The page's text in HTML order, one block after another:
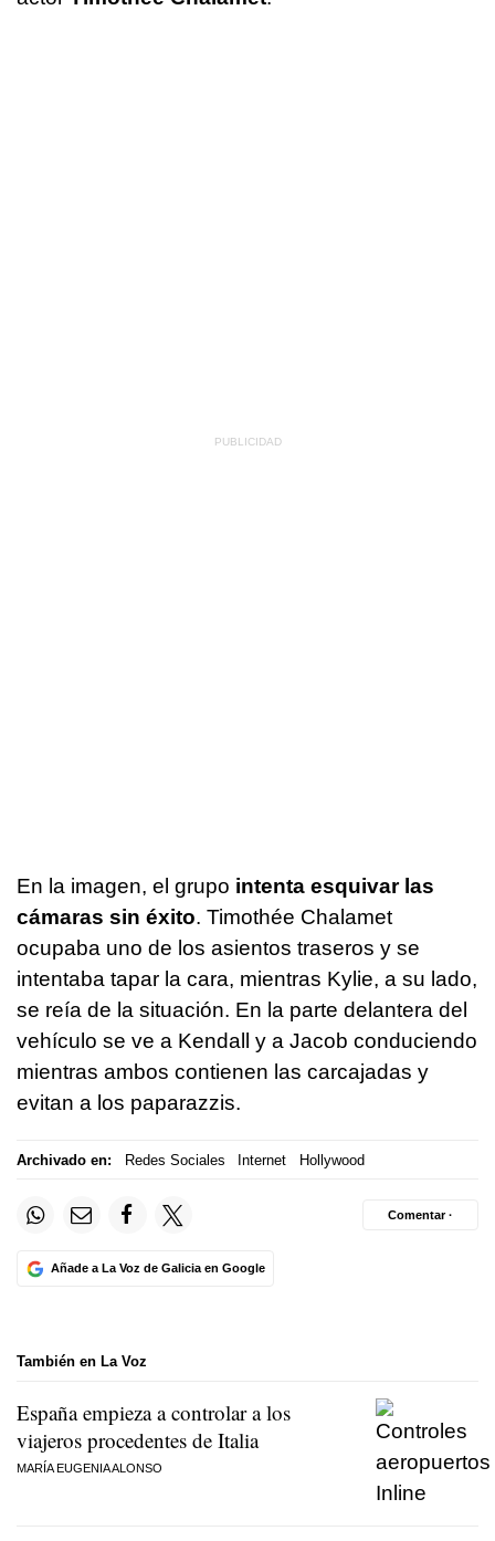
En la imagen, el grupo intenta esquivar las
cámaras sin éxito. Timothée Chalamet
ocupaba uno de los asientos traseros y se
intentaba tapar la cara, mientras Kylie, a su lado,
se reía de la situación. En la parte delantera del
vehículo se ve a Kendall y a Jacob conduciendo
mientras ambos contienen las carcajadas y
evitan a los paparazzis.
Archivado en: Redes Sociales Internet Hollywood
Añade a La Voz de Galicia en Google
Comentar ·
También en La Voz
España empieza a controlar a los
viajeros procedentes de Italia
MARÍA EUGENIA ALONSO